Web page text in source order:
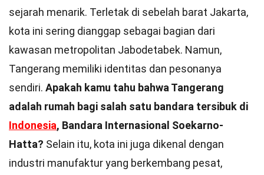
sejarah menarik. Terletak di sebelah barat Jakarta,
kota ini sering dianggap sebagai bagian dari
kawasan metropolitan Jabodetabek. Namun,
Tangerang memiliki identitas dan pesonanya
sendiri. Apakah kamu tahu bahwa Tangerang
adalah rumah bagi salah satu bandara tersibuk di
Indonesia, Bandara Internasional Soekarno-
Hatta? Selain itu, kota ini juga dikenal dengan
industri manufaktur yang berkembang pesat,